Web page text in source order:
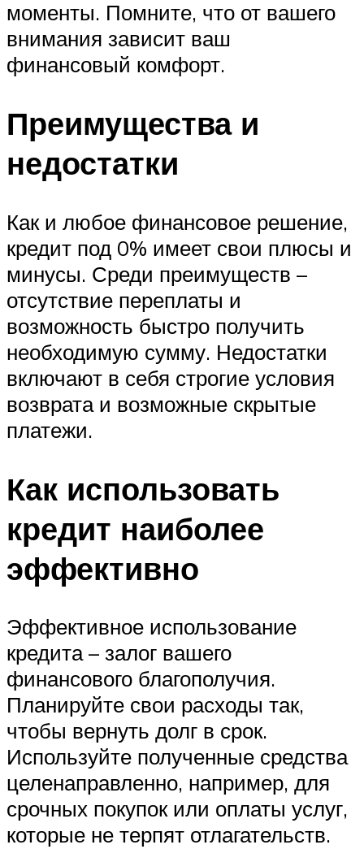
моменты. Помните, что от вашего
внимания зависит ваш
финансовый комфорт.
Преимущества и
недостатки
Как и любое финансовое решение,
кредит под 0% имеет свои плюсы и
минусы. Среди преимуществ –
отсутствие переплаты и
возможность быстро получить
необходимую сумму. Недостатки
включают в себя строгие условия
возврата и возможные скрытые
платежи.
Как использовать
кредит наиболее
эффективно
Эффективное использование
кредита – залог вашего
финансового благополучия.
Планируйте свои расходы так,
чтобы вернуть долг в срок.
Используйте полученные средства
целенаправленно, например, для
срочных покупок или оплаты услуг,
которые не терпят отлагательств.